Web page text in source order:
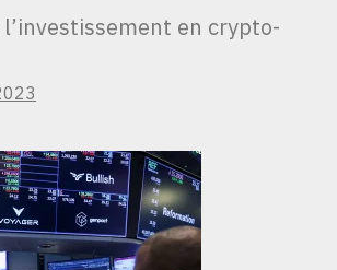
en crypto-